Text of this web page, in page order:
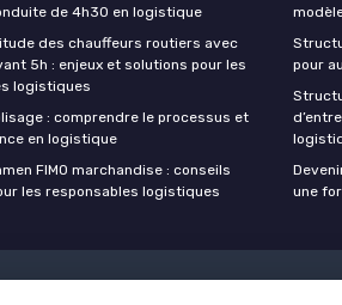
de 4h30 en logistique
des chauffeurs routiers avec
5h : enjeux et solutions pour les
logistiques
: comprendre le processus et
en logistique
FIMO marchandise : conseils
les responsables logistiques
pour
une